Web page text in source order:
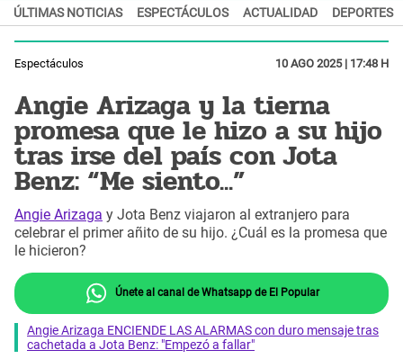
ÚLTIMAS NOTICIAS ESPECTÁCULOS ACTUALIDAD DEPORTES
Espectáculos 10 AGO 2025 | 17:48 H
Angie Arizaga y la tierna
promesa que le hizo a su hijo
tras irse del país con Jota
Benz: “Me siento...”
Angie Arizaga y Jota Benz viajaron al extranjero para
celebrar el primer añito de su hijo. ¿Cuál es la promesa que
le hicieron?
Únete al canal de Whatsapp de El Popular
Angie Arizaga ENCIENDE LAS ALARMAS con duro mensaje tras
cachetada a Jota Benz: "Empezó a fallar"